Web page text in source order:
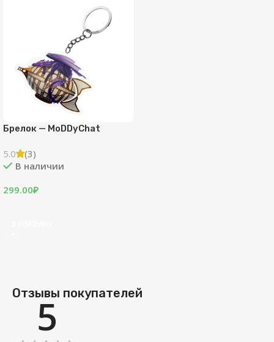
Брелок — MoDDyChat
5.0
(3)
В наличии
299.00₽
Отзывы покупателей
5